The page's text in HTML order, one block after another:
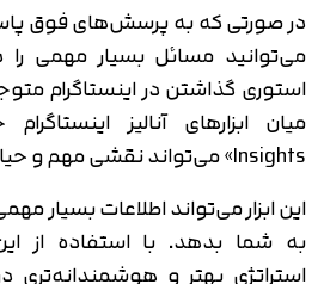
در صورتی که به پرسش‌های فوق
می‌توانید مسائل بسیار مهمی را
استوری گذاشتن در اینستاگرام
Insights» می‌تواند نقشی مهم و حیاتی ایفا کند.
این ابزار می‌تواند اطلاعات بسیار
به شما بدهد. با استفاده از
استراتژی بهتر و هوشمندانه‌تری